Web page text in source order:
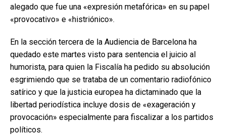
alegado que fue una «expresión metafórica» en su papel
«provocativo» e «histriónico».
En la sección tercera de la Audiencia de Barcelona ha
quedado este martes visto para sentencia el juicio al
humorista, para quien la Fiscalía ha pedido su absolución
esgrimiendo que se trataba de un comentario radiofónico
satírico y que la justicia europea ha dictaminado que la
libertad periodística incluye dosis de «exageración y
provocación» especialmente para fiscalizar a los partidos
políticos.